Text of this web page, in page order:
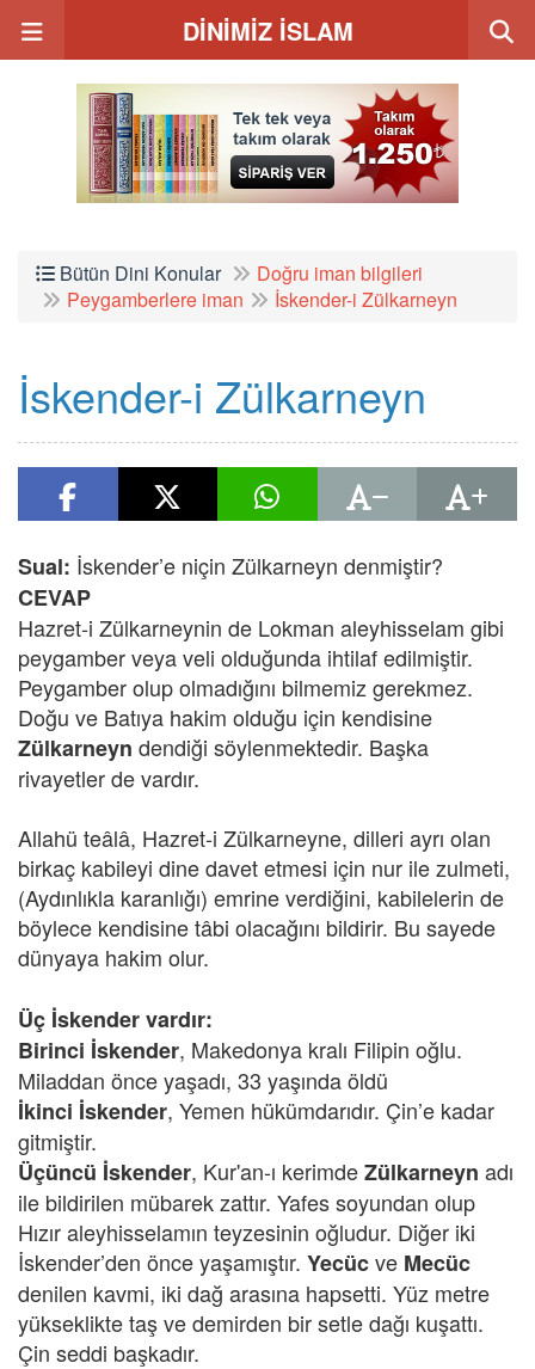
DİNİMİZ İSLAM
Bütün Dini Konular
Doğru iman bilgileri
Peygamberlere iman
İskender-i Zülkarneyn
İskender-i Zülkarneyn
Sual: İskender’e niçin Zülkarneyn denmiştir?
CEVAP
Hazret-i Zülkarneynin de Lokman aleyhisselam gibi
peygamber veya veli olduğunda ihtilaf edilmiştir.
Peygamber olup olmadığını bilmemiz gerekmez.
Doğu ve Batıya hakim olduğu için kendisine
Zülkarneyn dendiği söylenmektedir. Başka
rivayetler de vardır.
Allahü teâlâ, Hazret-i Zülkarneyne, dilleri ayrı olan
birkaç kabileyi dine davet etmesi için nur ile zulmeti,
(Aydınlıkla karanlığı) emrine verdiğini, kabilelerin de
böylece kendisine tâbi olacağını bildirir. Bu sayede
dünyaya hakim olur.
Üç İskender vardır:
Birinci İskender, Makedonya kralı Filipin oğlu.
Miladdan önce yaşadı, 33 yaşında öldü
İkinci İskender, Yemen hükümdarıdır. Çin’e kadar
gitmiştir.
Üçüncü İskender, Kur'an-ı kerimdeZülkarneyn adı
ile bildirilen mübarek zattır. Yafes soyundan olup
Hızır aleyhisselamın teyzesinin oğludur. Diğer iki
İskender’den önce yaşamıştır. Yecücve Mecüc
denilen kavmi, iki dağ arasına hapsetti. Yüz metre
yükseklikte taş ve demirden bir setle dağı kuşattı.
Çin seddi başkadır.